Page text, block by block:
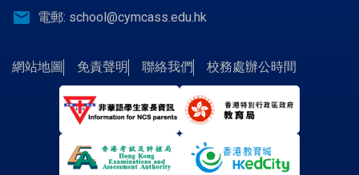
email 電郵: school@cymcass.edu.hk
網站地圖 免責聲明 聯絡我們 校務處辦公時間